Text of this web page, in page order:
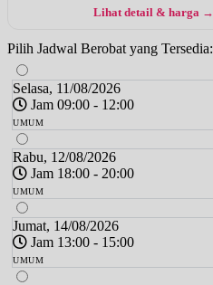
Lihat detail & harga →
Pilih Jadwal Berobat yang Tersedia:
Selasa, 11/08/2026
Jam 09:00 - 12:00
UMUM
Rabu, 12/08/2026
Jam 18:00 - 20:00
UMUM
Jumat, 14/08/2026
Jam 13:00 - 15:00
UMUM